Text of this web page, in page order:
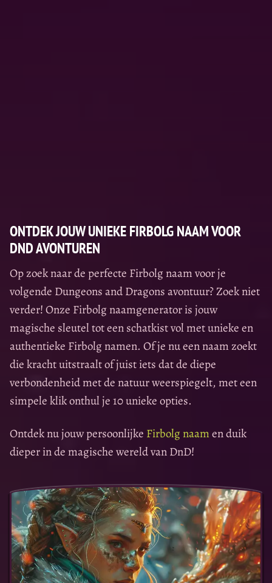
ONTDEK JOUW UNIEKE FIRBOLG NAAM VOOR
DND AVONTUREN
Op zoek naar de perfecte Firbolg naam voor je
volgende Dungeons and Dragons avontuur? Zoek niet
verder! Onze Firbolg naamgenerator is jouw
magische sleutel tot een schatkist vol met unieke en
authentieke Firbolg namen. Of je nu een naam zoekt
die kracht uitstraalt of juist iets dat de diepe
verbondenheid met de natuur weerspiegelt, met een
simpele klik onthul je 10 unieke opties.
Ontdek nu jouw persoonlijke Firbolg naamen duik
dieper in de magische wereld van DnD!